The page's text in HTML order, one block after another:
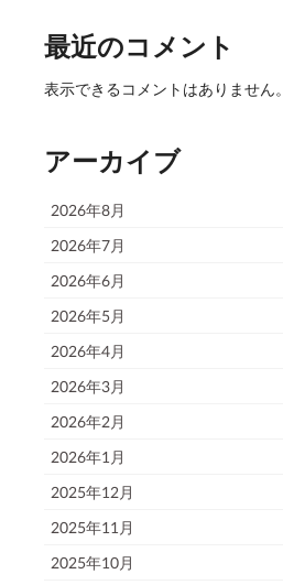
最近のコメント
表示できるコメントはありません。
アーカイブ
2026年8月
2026年7月
2026年6月
2026年5月
2026年4月
2026年3月
2026年2月
2026年1月
2025年12月
2025年11月
2025年10月